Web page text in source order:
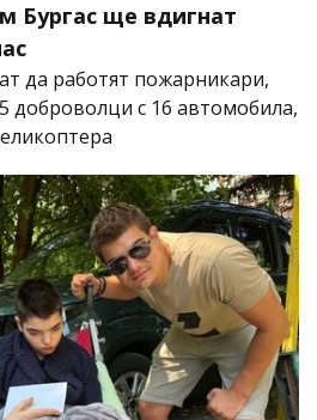
Бургас ще вдигнат
да работят пожарникари,
доброволци с 16 автомобила,